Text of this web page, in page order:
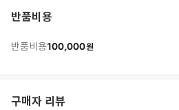
반품비용
반품비용100,000원
구매자 리뷰